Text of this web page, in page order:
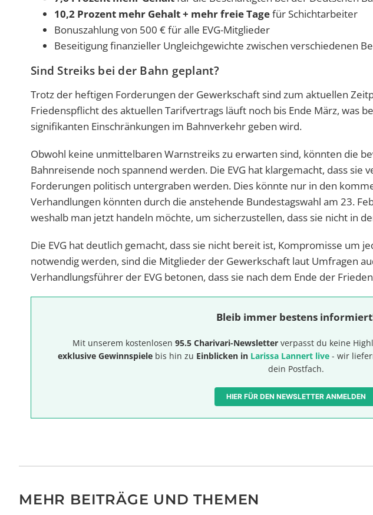
10,2 Prozent mehr Gehalt+ mehr freie Tagefür Schichtarbeiter
Bonuszahlung von 500 € für alle EVG-Mitglieder
Beseitigung finanzieller Ungleichgewichte zwischen verschiedenen
Sind Streiks bei der Bahn geplant?
Trotz der heftigen Forderungen der Gewerkschaft sind zum aktuellen
Friedenspflicht des aktuellen Tarifvertrags läuft noch bis Ende März, was
signifikanten Einschränkungen im Bahnverkehr geben wird.
Obwohl keine unmittelbaren Warnstreiks zu erwarten sind, könnten die
Bahnreisende noch spannend werden. Die EVG hat klargemacht, dass sie
Forderungen politisch untergraben werden. Dies könnte nur in den
Verhandlungen könnten durch die anstehende Bundestagswahl am 23.
weshalb man jetzt handeln möchte, um sicherzustellen, dass sie nicht in
Die EVG hat deutlich gemacht, dass sie nicht bereit ist, Kompromisse um
notwendig werden, sind die Mitglieder der Gewerkschaft laut Umfragen
Verhandlungsführer der EVG betonen, dass sie nach dem Ende der
Bleib immer bestens
Mit unserem kostenlosen 95.5 Charivari-Newsletterverpasst du keine
exklusive Gewinnspiele bis hin zu Einblicken in Larissa Lannert live - wir
dein Postfach.
HIER FÜR DEN NEWSLETTER ANMELDEN
MEHR BEITRÄGE UND THEMEN